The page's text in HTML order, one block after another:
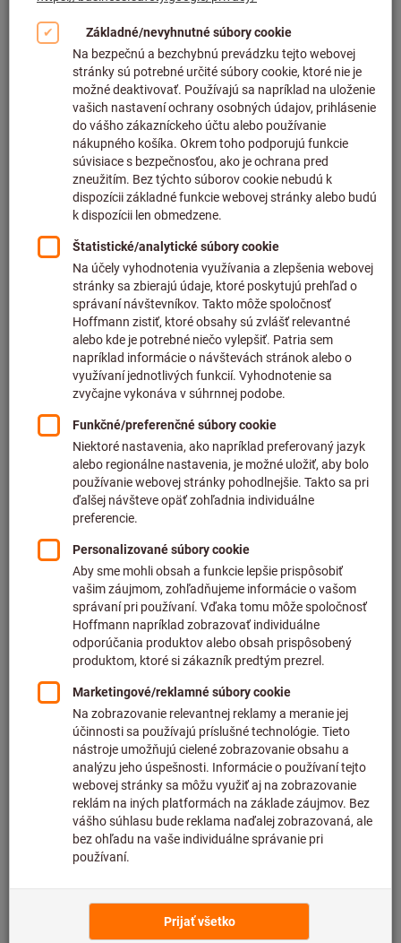
Kliknutím zväčšíte obrázok
Cena za 1 ks
plus náklady na dopravu
Individuálne ceny pre obchodných zákazníkov po
prihlásení.
Minimálne množstvo objednávky 2 kusy
Kroky objednávky: 2 kusy
Do nákupného košíka
Predpokladaný čas dodania: 4 – 6 pracovné dni
Upozorňujeme, že dodacia lehota a obmedzená rada:
Túto položku pre Vás objednávame priamo od výrobcu,
pretože nie je súčasťou nášho hlavného sortimentu, a
Pridať do zoznamu želaní Zdieľajte položku